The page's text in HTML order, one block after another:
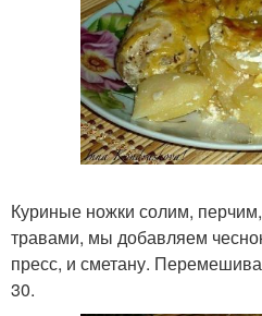
Куриные ножки солим,
травами, мы добавляем
пресс, и сметану.
30.